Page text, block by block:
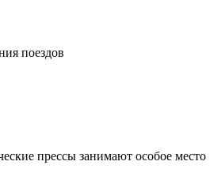
поездов
прессы занимают особое место